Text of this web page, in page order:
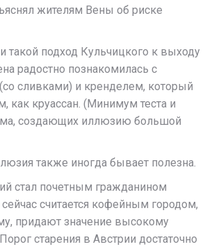
жителям Вены об риске
такой подход Кульчицкого к выходу
радостно познакомилась с
сливками) и кренделем, который
как круассан. (Минимум теста и
создающих иллюзию большой
также иногда бывает полезна.
стал почетным гражданином
сейчас считается кофейным городом,
придают значение высокому
старения в Австрии достаточно